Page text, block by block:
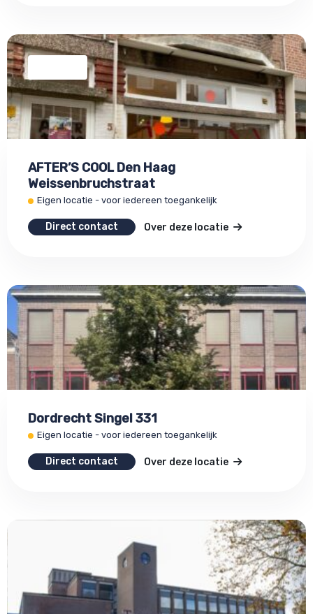
AFTER’S COOL Den Haag
Weissenbruchstraat
Eigen locatie - voor iedereen toegankelijk
Direct contact Over deze locatie
Dordrecht Singel 331
Eigen locatie - voor iedereen toegankelijk
Direct contact Over deze locatie